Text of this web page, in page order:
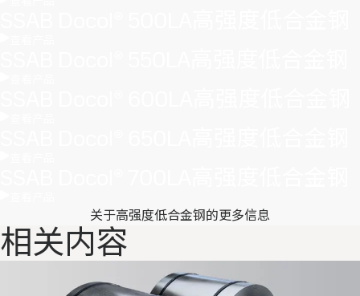
关于高强度低合金钢的更多信息
相关内容